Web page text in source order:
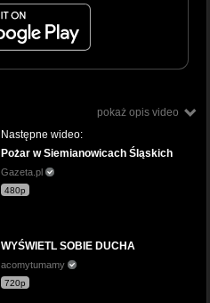
pokaż opis video
Następne wideo:
Pożar w Siemianowicach Śląskich
Gazeta.pl
480p
WYŚWIETL SOBIE DUCHA
acomytumamy
720p